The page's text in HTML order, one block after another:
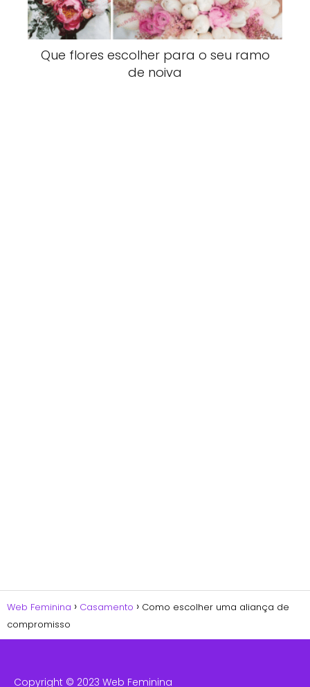
Que flores escolher para o seu ramo
de noiva
Web Feminina Casamento
Como escolher uma aliança de
compromisso
Copyright © 2023 Web Feminina